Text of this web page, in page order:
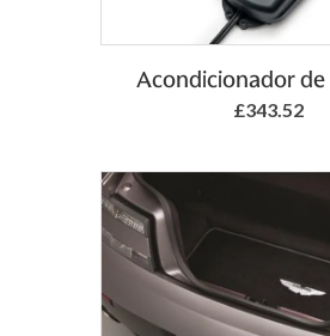
Add to
Acondicionador
£343.52